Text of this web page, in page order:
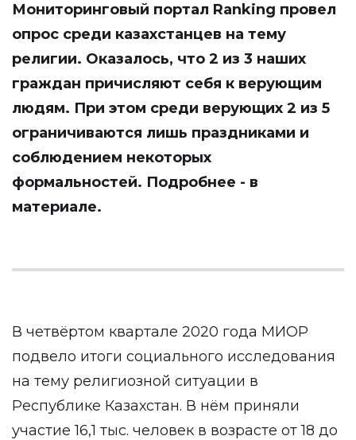
Мониторинговый портал Ranking провел
опрос среди казахстанцев на тему
религии. Оказалось, что 2 из 3 наших
граждан причисляют себя к верующим
людям. При этом среди верующих 2 из 5
ограничиваются лишь праздниками и
соблюдением некоторых
формальностей. Подробнее - в
материале.
В четвёртом квартале 2020 года МИОР
подвело итоги социального исследования
на тему религиозной ситуации в
Республике Казахстан. В нём приняли
участие 16,1 тыс. человек в возрасте от 18 до